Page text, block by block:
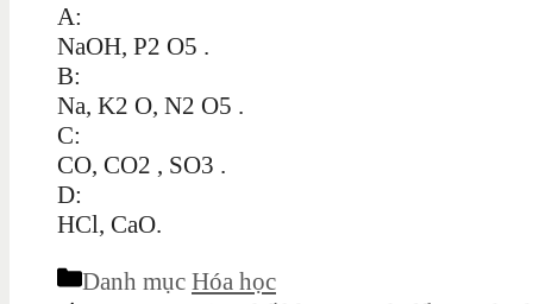
A:
NaOH, P2 O5 .
B:
Na, K2 O, N2 O5 .
C:
CO, CO2 , SO3 .
D:
HCl, CaO.
Danh mục Hóa học